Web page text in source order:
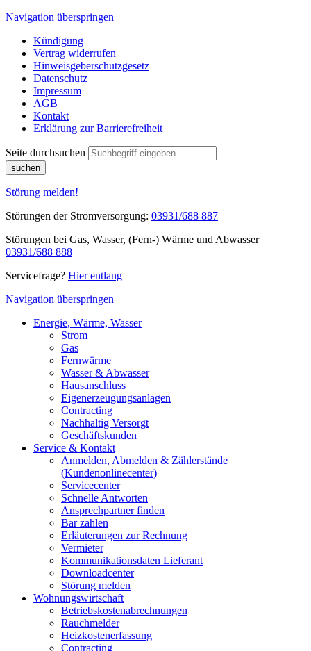
Navigation überspringen
Kündigung
Vertrag widerrufen
Hinweisgeberschutzgesetz
Datenschutz
Impressum
AGB
Kontakt
Erklärung zur Barrierefreiheit
Seite durchsuchen
suchen
Störung melden!
Störungen der Stromversorgung: 03931/688 887
Störungen bei Gas, Wasser, (Fern-) Wärme und Abwasser
03931/688 888
Servicefrage? Hier entlang
Navigation überspringen
Energie, Wärme, Wasser
Strom
Gas
Fernwärme
Wasser & Abwasser
Hausanschluss
Eigenerzeugungsanlagen
Contracting
Nachhaltig Versorgt
Geschäftskunden
Service & Kontakt
Anmelden, Abmelden & Zählerstände
(Kundenonlinecenter)
Servicecenter
Schnelle Antworten
Ansprechpartner finden
Bar zahlen
Erläuterungen zur Rechnung
Vermieter
Kommunikationsdaten Lieferant
Downloadcenter
Störung melden
Wohnungswirtschaft
Betriebskostenabrechnungen
Rauchmelder
Heizkostenerfassung
Contracting